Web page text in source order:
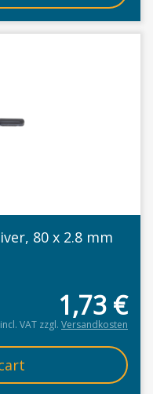
80 x 2.8 mm
1,73 €
incl. VAT zzgl. Versandkosten